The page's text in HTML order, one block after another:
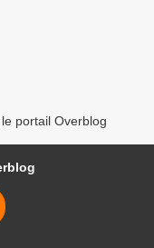
portail Overblog